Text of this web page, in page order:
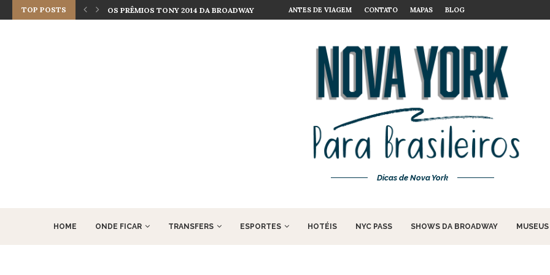
TOP POSTS OS PRÊMIOS TONY 2014 DA BROADWAY OS MELHORES MUSICAIS DA BROADWAY SE VOCÊ
ANTES DE VIAGEM CONTATO MAPAS BLOG
Dicas de Nova York
HOME ONDE FICAR TRANSFERS ESPORTES HOTÉIS NYC PASS SHOWS DA BROADWAY MUSEUS